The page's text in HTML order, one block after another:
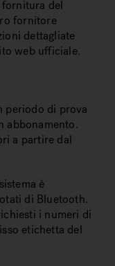
fornitura del
fornitore
dettagliate
web ufficiale.
periodo di prova
abbonamento.
a partire dal
è
di Bluetooth.
i numeri di
etichetta del